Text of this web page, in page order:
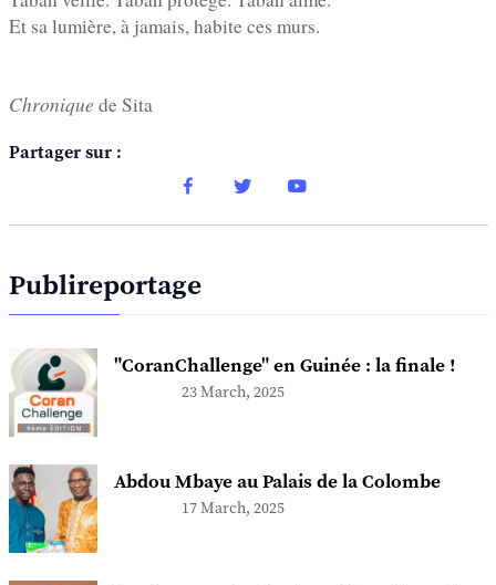
Et sa lumière, à jamais, habite ces murs.
Chronique de Sita
Partager sur :
Publireportage
"CoranChallenge" en Guinée : la finale !
23 March, 2025
Abdou Mbaye au Palais de la Colombe
17 March, 2025